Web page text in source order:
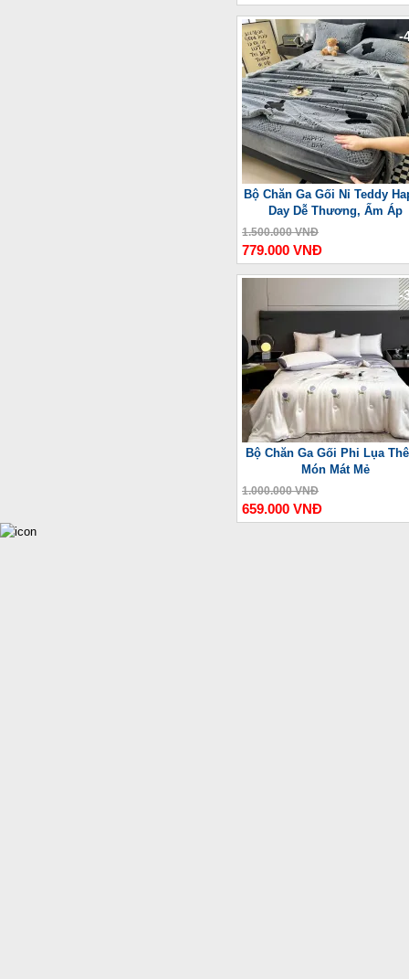
-
Bộ Chăn Ga Gối Nỉ Teddy
Day Dễ Thương, Ấm Áp
1.500.000 VNĐ
779.000 VNĐ
-
Bộ Chăn Ga Gối Phi Lụa
Món Mát Mẻ
1.000.000 VNĐ
659.000 VNĐ